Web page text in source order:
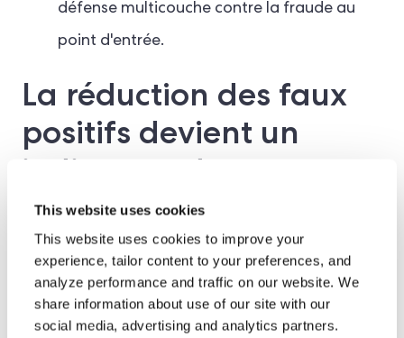
This website uses cookies
This website uses cookies to improve your
experience, tailor content to your preferences, and
analyze performance and traffic on our website. We
share information about use of our site with our
social media, advertising and analytics partners.
défense multicouche contre la fraude au
point d'entrée.
La réduction des faux
positifs devient un
indicateur de
performance au niveau
du conseil
d'administration
L'un des principaux défis des logiciels de lutte